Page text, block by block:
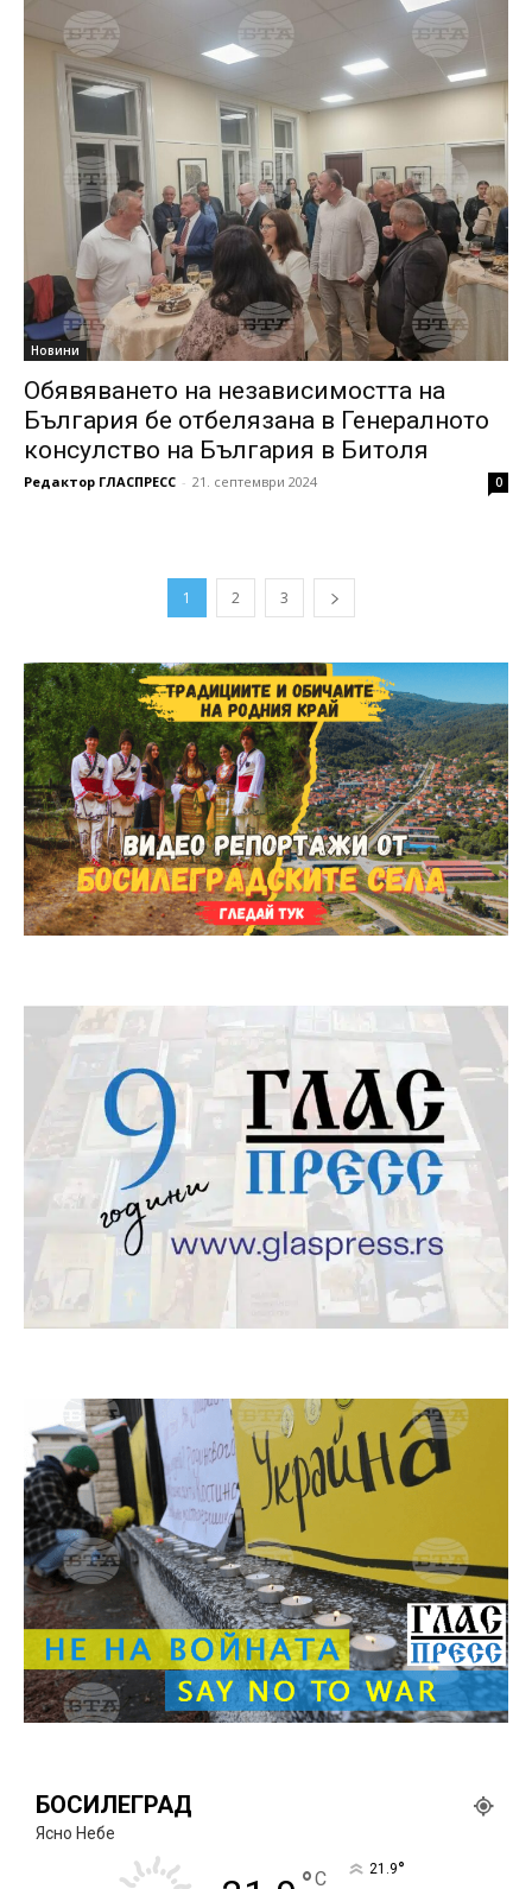
Новини
Обявяването на независимостта на
България бе отбелязана в Генералното
консулство на България в Битоля
Редактор ГЛАСПРЕСС - 21. септември 2024 0
1 2 3
БОСИЛЕГРАД
Ясно Небе
C 21.9°